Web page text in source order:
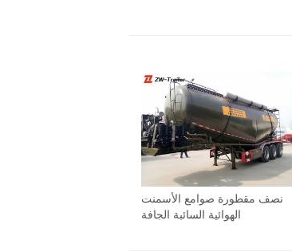
نصف مقطورة صوامع الأسمنت
الهوائية السائبة الجافة